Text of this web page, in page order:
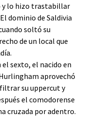
y lo hizo trastabillar
dominio de Saldivia
soltó su
de un local que
sexto, el nacido en
aprovechó
su uppercut y
el comodorense
cruzada por adentro.